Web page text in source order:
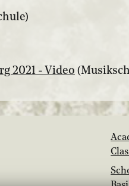
2021 - Video